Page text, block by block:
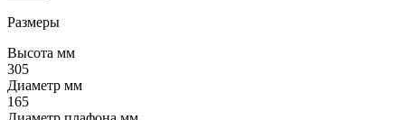
Размеры
Высота мм
305
Диаметр мм
165